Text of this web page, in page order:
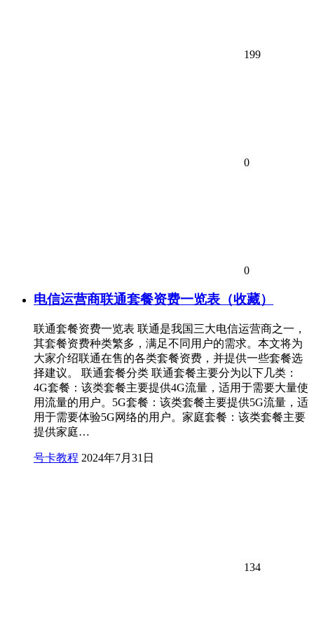
199
0
0
电信运营商联通套餐资费一览表（收藏）
联通套餐资费一览表 联通是我国三大电信运营商之一，
其套餐资费种类繁多，满足不同用户的需求。本文将为
大家介绍联通在售的各类套餐资费，并提供一些套餐选
择建议。 联通套餐分类 联通套餐主要分为以下几类：
4G套餐：该类套餐主要提供4G流量，适用于需要大量使
用流量的用户。5G套餐：该类套餐主要提供5G流量，适
用于需要体验5G网络的用户。家庭套餐：该类套餐主要
提供家庭…
号卡教程 2024年7月31日
134